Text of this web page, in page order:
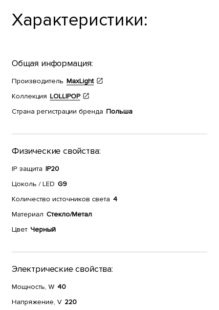
Характеристики:
Общая информация:
Производитель MaxLight
Коллекция LOLLIPOP
Страна регистрации бренда Польша
Физические свойства:
IP защита IP20
Цоколь / LED G9
Количество источников света 4
Материал Стекло/Метал
Цвет Черный
Электрические свойства:
Мощность, W 40
Напряжение, V 220